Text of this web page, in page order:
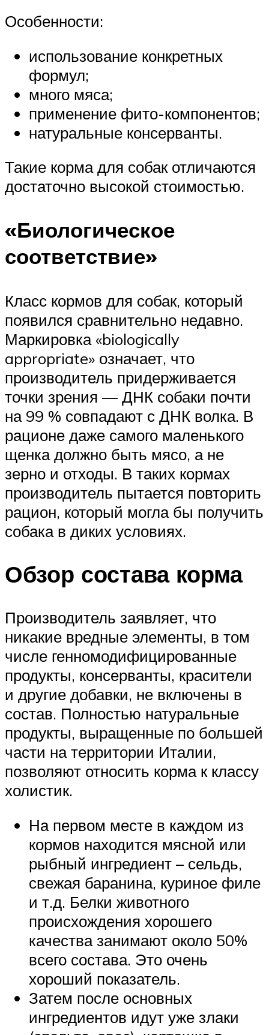
Особенности:
использование конкретных
формул;
много мяса;
применение фито-компонентов;
натуральные консерванты.
Такие корма для собак отличаются
достаточно высокой стоимостью.
«Биологическое
соответствие»
Класс кормов для собак, который
появился сравнительно недавно.
Маркировка «biologically
appropriate» означает, что
производитель придерживается
точки зрения — ДНК собаки почти
на 99 % совпадают с ДНК волка. В
рационе даже самого маленького
щенка должно быть мясо, а не
зерно и отходы. В таких кормах
производитель пытается повторить
рацион, который могла бы получить
собака в диких условиях.
Обзор состава корма
Производитель заявляет, что
никакие вредные элементы, в том
числе генномодифицированные
продукты, консерванты, красители
и другие добавки, не включены в
состав. Полностью натуральные
продукты, выращенные по большей
части на территории Италии,
позволяют относить корма к классу
холистик.
На первом месте в каждом из
кормов находится мясной или
рыбный ингредиент – сельдь,
свежая баранина, куриное филе
и т.д. Белки животного
происхождения хорошего
качества занимают около 50%
всего состава. Это очень
хороший показатель.
Затем после основных
ингредиентов идут уже злаки